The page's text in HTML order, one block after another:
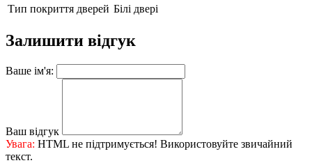
Тип покриття дверей Білі двері
Залишити відгук
Ваше ім'я:
Ваш відгук
Увага: HTML не підтримується! Використовуйте звичайний
текст.